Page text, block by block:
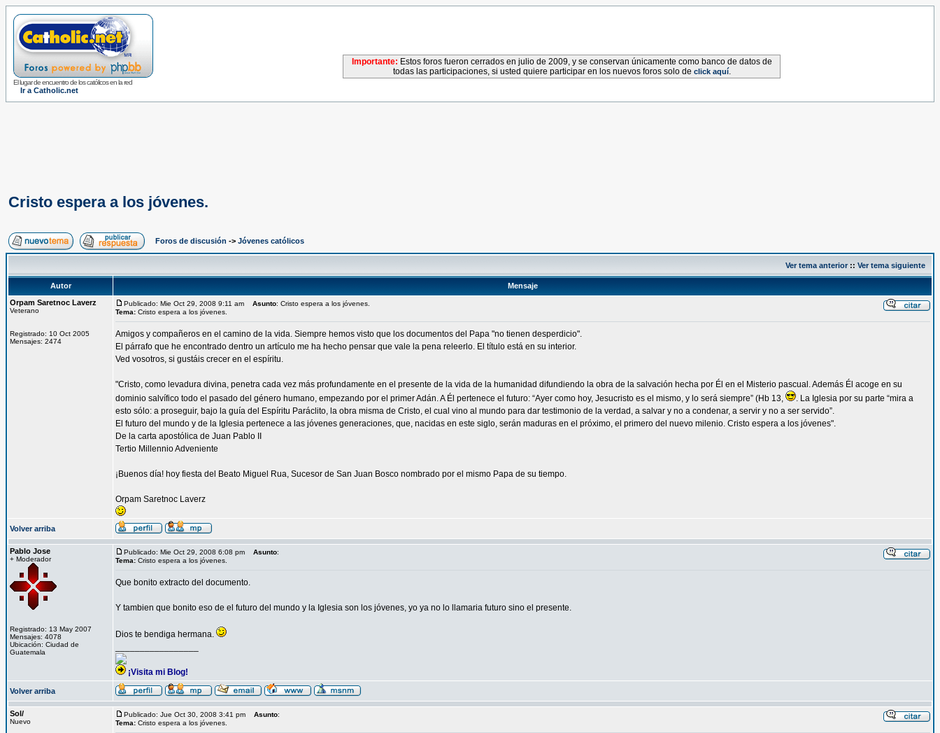
El lugar de encuentro de los católicos en la red
Ir a Catholic.net
Importante: Estos foros fueron cerrados en julio de 2009, y se conservan únicamente como banco de datos de
todas las participaciones, si usted quiere participar en los nuevos foros solo de click aquí.
Cristo espera a los jóvenes.
Foros de discusión -> Jóvenes católicos
Ver tema anterior:: Ver tema siguiente
Autor
Mensaje
Orpam Saretnoc Laverz
Veterano
Registrado: 10 Oct 2005
Mensajes: 2474
Publicado: Mie Oct 29, 2008 9:11 am Asunto: Cristo espera a los jóvenes.
Tema: Cristo espera a los jóvenes.
Amigos y compañeros en el camino de la vida. Siempre hemos visto que los documentos del Papa "no tienen desperdicio".
El párrafo que he encontrado dentro un artículo me ha hecho pensar que vale la pena releerlo. El título está en su interior.
Ved vosotros, si gustáis crecer en el espíritu.
"Cristo, como levadura divina, penetra cada vez más profundamente en el presente de la vida de la humanidad difundiendo la obra de la salvación hecha por Él en el Misterio pascual. Además Él acoge en su
dominio salvífico todo el pasado del género humano, empezando por el primer Adán. A Él pertenece el futuro: “Ayer como hoy, Jesucristo es el mismo, y lo será siempre” (Hb 13,
. La Iglesia por su parte “mira a
esto sólo: a proseguir, bajo la guía del Espíritu Paráclito, la obra misma de Cristo, el cual vino al mundo para dar testimonio de la verdad, a salvar y no a condenar, a servir y no a ser servido”.
El futuro del mundo y de la Iglesia pertenece a las jóvenes generaciones, que, nacidas en este siglo, serán maduras en el próximo, el primero del nuevo milenio. Cristo espera a los jóvenes".
De la carta apostólica de Juan Pablo II
Tertio Millennio Adveniente
¡Buenos día! hoy fiesta del Beato Miguel Rua, Sucesor de San Juan Bosco nombrado por el mismo Papa de su tiempo.
Orpam Saretnoc Laverz
Volver arriba
Pablo Jose
+ Moderador
Registrado: 13 May 2007
Mensajes: 4078
Ubicación: Ciudad de
Guatemala
Publicado: Mie Oct 29, 2008 6:08 pm Asunto:
Tema: Cristo espera a los jóvenes.
Que bonito extracto del documento.
Y tambien que bonito eso de el futuro del mundo y la Iglesia son los jóvenes, yo ya no lo llamaria futuro sino el presente.
Dios te bendiga hermana.
¡Visita mi Blog!
Volver arriba
Sol/
Nuevo
Publicado: Jue Oct 30, 2008 3:41 pm Asunto:
Tema: Cristo espera a los jóvenes.